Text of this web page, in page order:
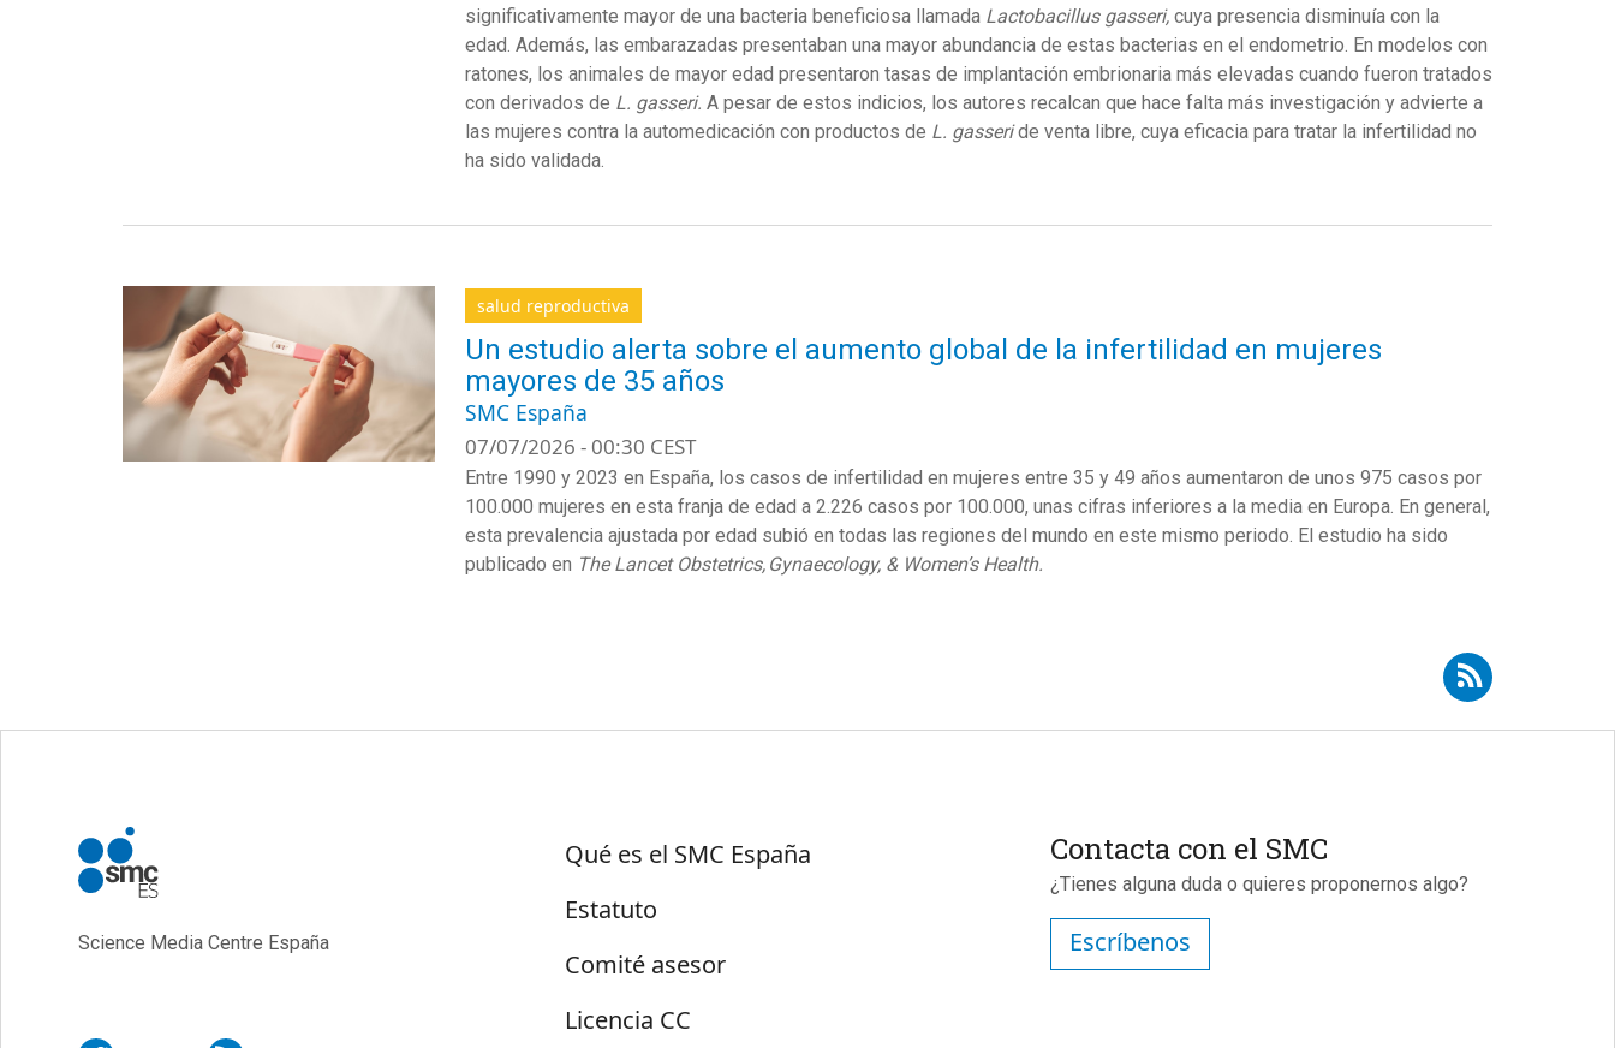
significativamente mayor de una bacteria beneficiosa llamada Lactobacillus gasseri, cuya presencia disminuía con la
edad. Además, las embarazadas presentaban una mayor abundancia de estas bacterias en el endometrio. En modelos con
ratones, los animales de mayor edad presentaron tasas de implantación embrionaria más elevadas cuando fueron tratados
con derivados de L. gasseri. A pesar de estos indicios, los autores recalcan que hace falta más investigación y advierte a
las mujeres contra la automedicación con productos de L. gasseride venta libre, cuya eficacia para tratar la infertilidad no
ha sido validada.
salud reproductiva
Un estudio alerta sobre el aumento global de la infertilidad en mujeres
mayores de 35 años
SMC España
07/07/2026 - 00:30 CEST
Entre 1990 y 2023 en España, los casos de infertilidad en mujeres entre 35 y 49 años aumentaron de unos 975 casos por
100.000 mujeres en esta franja de edad a 2.226 casos por 100.000, unas cifras inferiores a la media en Europa. En general,
esta prevalencia ajustada por edad subió en todas las regiones del mundo en este mismo periodo. El estudio ha sido
publicado en The Lancet Obstetrics, Gynaecology, & Women’s Health.
Suscribirse a RSS - Guillermo Antiñolo Gil
Science Media Centre España
Sobre SMC España
Qué es el SMC España
Estatuto
Comité asesor
Licencia CC
Contacta con el SMC
¿Tienes alguna duda o quieres proponernos algo?
Escríbenos